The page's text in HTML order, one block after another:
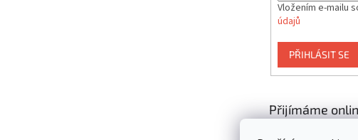
Vložením e-mailu
údajů
PŘIHLÁSIT SE
Přijímáme
platby